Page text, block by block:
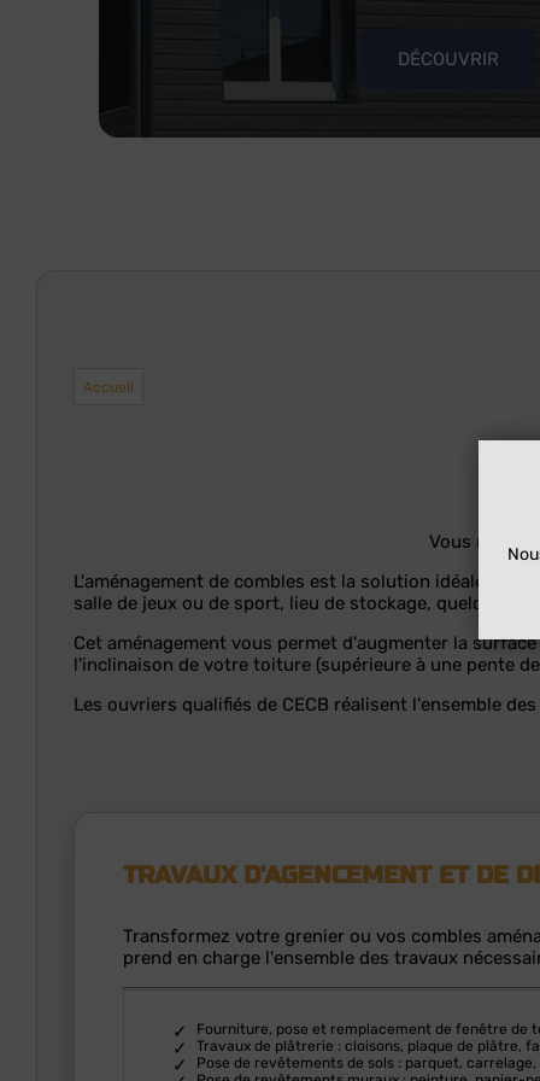
DÉCOUVRIR
Accueil
Vous
L'aménagement de combles est la solution idéale
salle de jeux ou de sport, lieu de stockage, quelque
Cet aménagement vous permet d'augmenter la
l'inclinaison de votre toiture (supérieure à une pente
Les ouvriers qualifiés de CECB réalisent l'ensemble
TRAVAUX D'AGENCEMENT ET DE
Transformez votre grenier ou vos combles
prend en charge l'ensemble des travaux
Fourniture, pose et remplacement de fenêtre de
Travaux de plâtrerie : cloisons, plaque de plâtre,
Pose de revêtements de sols : parquet,